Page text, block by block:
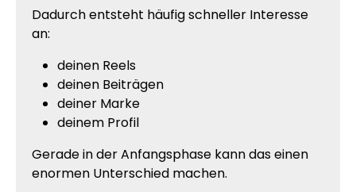
Dadurch entsteht häufig schneller Interesse
an:
deinen Reels
deinen Beiträgen
deiner Marke
deinem Profil
Gerade in der Anfangsphase kann das einen
enormen Unterschied machen.